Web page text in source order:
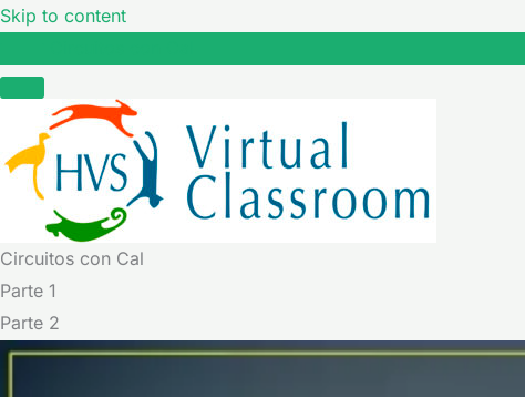
Skip to content
Circuitos con Cal
Parte 1
Parte 2